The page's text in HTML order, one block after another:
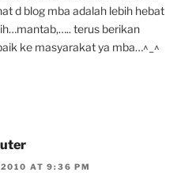
d blog mba adalah lebih hebat
terus berikan
ke masyarakat ya mba…^_^
AT 9:36 PM